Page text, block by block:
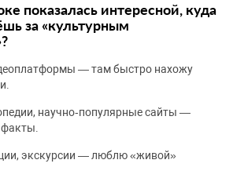
показалась интересной, куда
за «культурным
— там быстро нахожу
научно‑популярные сайты —
экскурсии — люблю «живой»